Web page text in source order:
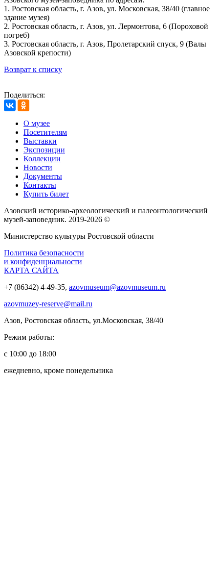
1. Ростовская область, г. Азов, ул. Московская, 38/40 (главное
здание музея)
2. Ростовская область, г. Азов, ул. Лермонтова, 6 (Пороховой
погреб)
3. Ростовская область, г. Азов, Пролетарский спуск, 9 (Валы
Азовской крепости)
Возврат к списку
Поделиться:
О музее
Посетителям
Выставки
Экспозиции
Коллекции
Новости
Документы
Контакты
Купить билет
Азовский историко‑археологический и палеонтологический
музей‑заповедник. 2019-2026 ©
Министерство культуры Ростовской области
Политика безопасности
и конфиденциальности
КАРТА САЙТА
+7 (86342) 4-49-35, azovmuseum@azovmuseum.ru
azovmuzey-reserve@mail.ru
Азов, Ростовская область, ул.Московская, 38/40
Режим работы:
с 10:00 до 18:00
ежедневно, кроме понедельника